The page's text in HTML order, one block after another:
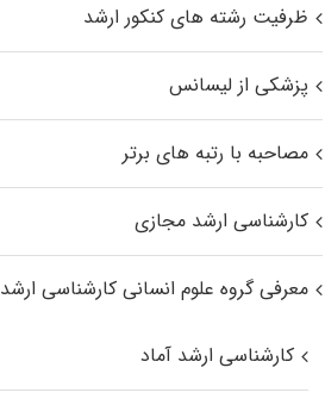
ظرفیت رشته های کنکور ارشد
پزشکی از لیسانس
مصاحبه با رتبه های برتر
کارشناسی ارشد مجازی
معرفی گروه علوم انسانی کارشناسی ارشد
کارشناسی ارشد آماد